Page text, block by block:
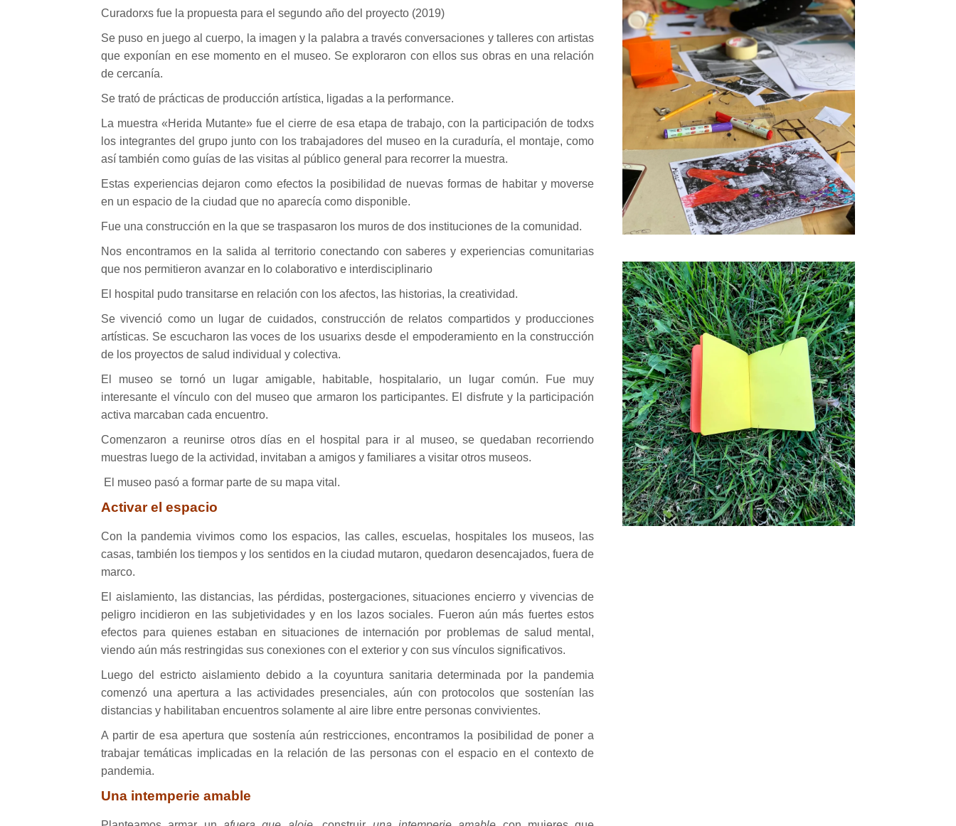
Curadorxs fue la propuesta para el segundo año del proyecto (2019)
Se puso en juego al cuerpo, la imagen y la palabra a través conversaciones y talleres con artistas
que exponían en ese momento en el museo. Se exploraron con ellos sus obras en una relación
de cercanía.
Se trató de prácticas de producción artística, ligadas a la performance.
La muestra «Herida Mutante» fue el cierre de esa etapa de trabajo, con la participación de todxs
los integrantes del grupo junto con los trabajadores del museo en la curaduría, el montaje, como
así también como guías de las visitas al público general para recorrer la muestra.
Estas experiencias dejaron como efectos la posibilidad de nuevas formas de habitar y moverse
en un espacio de la ciudad que no aparecía como disponible.
Fue una construcción en la que se traspasaron los muros de dos instituciones de la comunidad.
Nos encontramos en la salida al territorio conectando con saberes y experiencias comunitarias
que nos permitieron avanzar en lo colaborativo e interdisciplinario
El hospital pudo transitarse en relación con los afectos, las historias, la creatividad.
Se vivenció como un lugar de cuidados, construcción de relatos compartidos y producciones
artísticas. Se escucharon las voces de los usuarixs desde el empoderamiento en la construcción
de los proyectos de salud individual y colectiva.
El museo se tornó un lugar amigable, habitable, hospitalario, un lugar común. Fue muy
interesante el vínculo con del museo que armaron los participantes. El disfrute y la participación
activa marcaban cada encuentro.
Comenzaron a reunirse otros días en el hospital para ir al museo, se quedaban recorriendo
muestras luego de la actividad, invitaban a amigos y familiares a visitar otros museos.
El museo pasó a formar parte de su mapa vital.
Activar el espacio
Con la pandemia vivimos como los espacios, las calles, escuelas, hospitales los museos, las
casas, también los tiempos y los sentidos en la ciudad mutaron, quedaron desencajados, fuera de
marco.
El aislamiento, las distancias, las pérdidas, postergaciones, situaciones encierro y vivencias de
peligro incidieron en las subjetividades y en los lazos sociales. Fueron aún más fuertes estos
efectos para quienes estaban en situaciones de internación por problemas de salud mental,
viendo aún más restringidas sus conexiones con el exterior y con sus vínculos significativos.
Luego del estricto aislamiento debido a la coyuntura sanitaria determinada por la pandemia
comenzó una apertura a las actividades presenciales, aún con protocolos que sostenían las
distancias y habilitaban encuentros solamente al aire libre entre personas convivientes.
A partir de esa apertura que sostenía aún restricciones, encontramos la posibilidad de poner a
trabajar temáticas implicadas en la relación de las personas con el espacio en el contexto de
pandemia.
Una intemperie amable